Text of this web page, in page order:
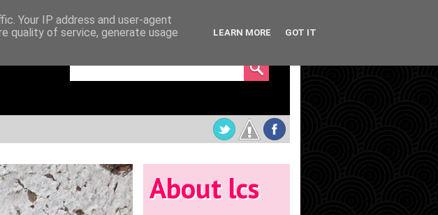
About lcs
Your IP address and user-agent
quality of service, generate usage
LEARN MORE GOT IT